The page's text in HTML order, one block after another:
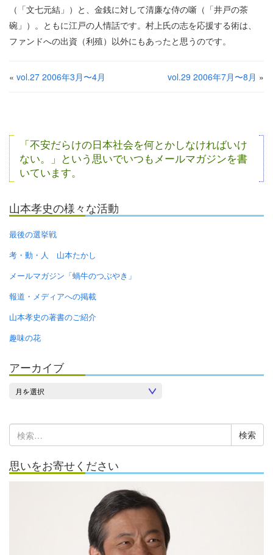
（「文七元結」）と、金銭に対して清廉な侍の噺（「井戸の茶
碗」）。ともに江戸の人情話です。村上氏の志を応援する術は、
ファンドへの出資（利殖）以外にもあったと思うのです。
« vol.27 2006年3月〜4月 vol.29 2006年7月〜8月 »
「不安だらけの日本社会を何とかしなければいけ
ない。」という思いでいつもメールマガジンを書
いています。
山本孝史の様々な活動
最後の選挙戦
考・動・人 山本たかし
メールマガジン「蝸牛のつぶやき」
報道・メディアへの掲載
山本孝史の著書のご紹介
趣味の花
アーカイブ
カ
索:
思いをお寄せください